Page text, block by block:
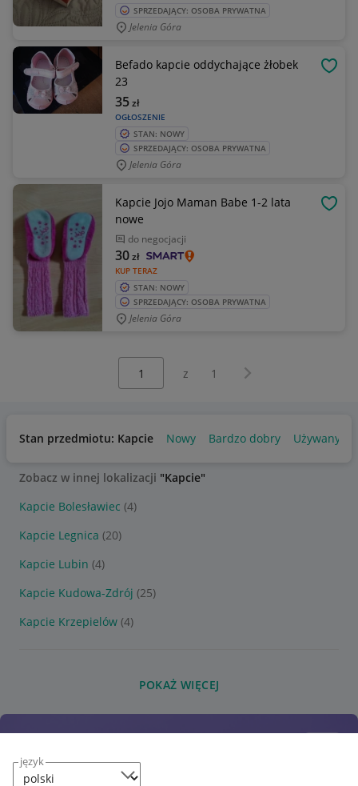
język
SPRZEDAJĄCY: OSOBA PRYWATNA
Jelenia Góra
Befado kapcie oddychające żłobek
23
OGŁOSZENIE
35zł
STAN: NOWY
SPRZEDAJĄCY: OSOBA PRYWATNA
Jelenia Góra
Kapcie Jojo Maman Babe 1-2 lata
nowe
do negocjacji
KUP TERAZ
30zł
STAN: NOWY
SPRZEDAJĄCY: OSOBA PRYWATNA
Jelenia Góra
z 1 Następna strona
Stan przedmiotu: Kapcie Nowy Bardzo dobry Używany
Zobacz w innej lokalizacji "Kapcie"
Kapcie Bolesławiec (4)
Kapcie Legnica (20)
Kapcie Lubin (4)
Kapcie Kudowa-Zdrój (25)
Kapcie Krzepielów (4)
POKAŻ WIĘCEJ